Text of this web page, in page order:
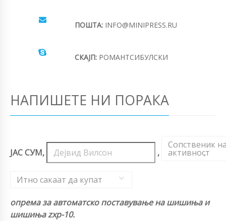
ПОШТА: INFO@MINIPRESS.RU
СКАЈП: РОМАНТСИБУЛСКИ
НАПИШЕТЕ НИ ПОРАКА
ЈАС СУМ, ,
Сопственик
активност
,
Итно сакаат да купат
опрема за автоматско поставување на шишиња и
шишиња zxp-10.